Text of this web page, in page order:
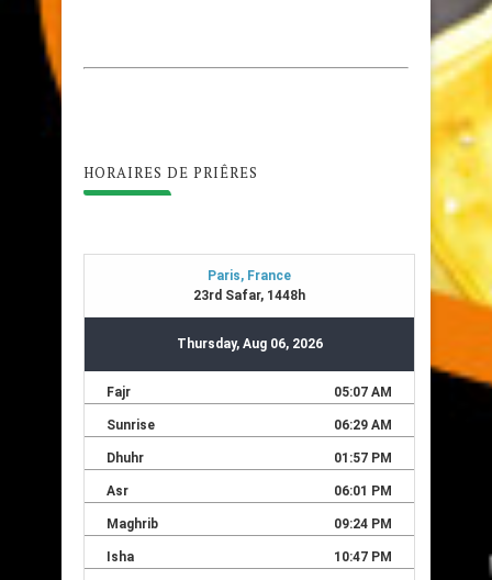
HORAIRES DE PRIÊRES